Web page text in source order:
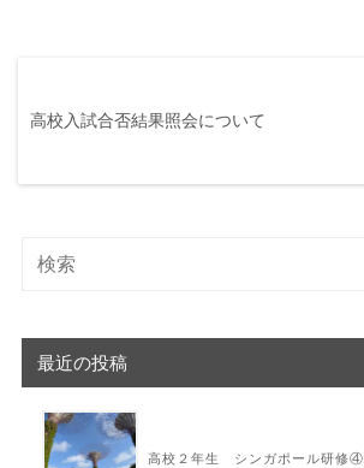
高校入試合否結果照会について
最近の投稿
高校２年生 シンガポール研修④